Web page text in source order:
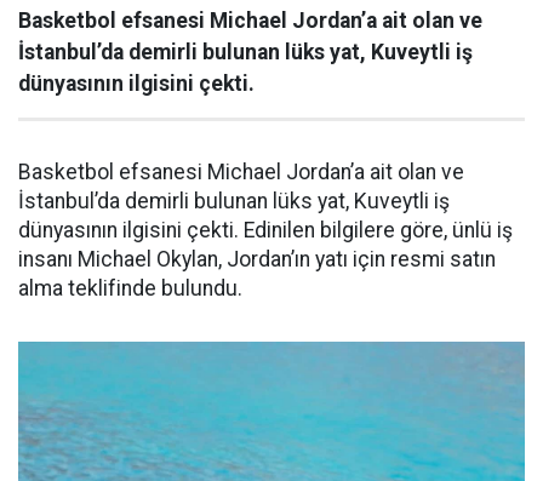
Basketbol efsanesi Michael Jordan’a ait olan ve
İstanbul’da demirli bulunan lüks yat, Kuveytli iş
dünyasının ilgisini çekti.
Basketbol efsanesi Michael Jordan’a ait olan ve
İstanbul’da demirli bulunan lüks yat, Kuveytli iş
dünyasının ilgisini çekti. Edinilen bilgilere göre, ünlü iş
insanı Michael Okylan, Jordan’ın yatı için resmi satın
alma teklifinde bulundu.